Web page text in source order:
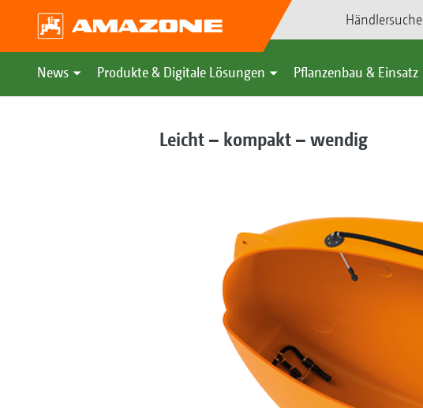
Händlersuche
News Produkte & Digitale Lösungen Pflanzenbau & Einsatz
Leicht – kompakt – wendig